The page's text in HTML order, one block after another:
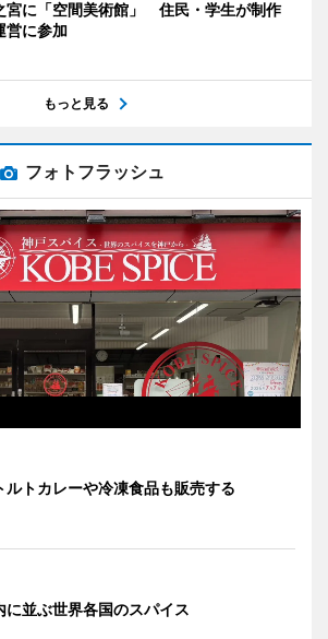
宮に「空間美術館」 住民・学生が制作
営に参加
もっと見る
フォトフラッシュ
ルトカレーや冷凍食品も販売する
に並ぶ世界各国のスパイス